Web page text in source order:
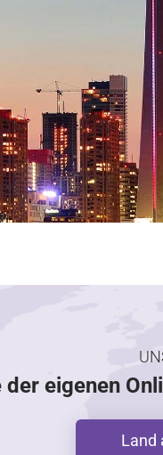
der eigenen
Land